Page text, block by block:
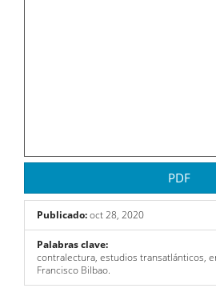
PDF
Publicado:oct 28, 2020
Palabras clave:
contralectura, estudios transatlánticos,
Francisco Bilbao.